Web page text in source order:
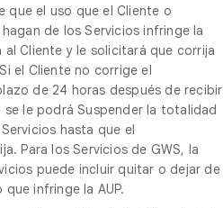
que el uso que el Cliente o
de los Servicios infringe la
al Cliente y le solicitará que corrija
el Cliente no corrige el
de 24 horas después de recibir
le podrá Suspender la totalidad
hasta que el
Para los Servicios de GWS, la
puede incluir quitar o dejar de
infringe la AUP.